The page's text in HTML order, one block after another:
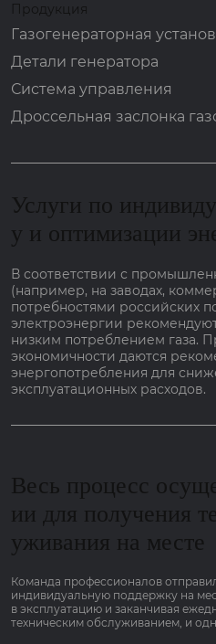
Продукция
Газогенераторная
Детали генератора
Система управления
Дроссельная заслонка
Услуги по
у и оптимизации
В соответствии с
(например, на заводах,
потребностями российских
электроэнергии
низким потреблением газа.
экономичности даются
энергопотребления для
эксплуатационных расходов.
Весь процесс
ии для получения
уживания на месте
Команда профессионалов
индивидуальную поддержку на
в эксплуатацию и заканчивая
техническим обслуживанием, и